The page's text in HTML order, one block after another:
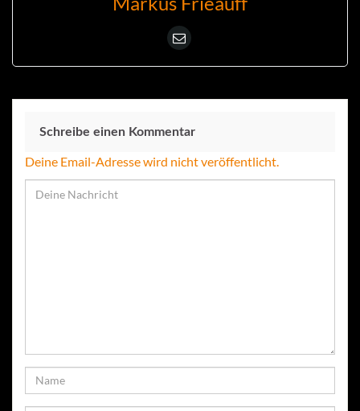
Schreibe einen Kommentar
Deine Email-Adresse wird nicht veröffentlicht.